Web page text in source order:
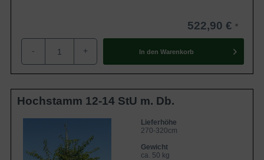
522,90 €
- + In den Warenkorb
Hochstamm 12-14 StU m. Db.
Lieferhöhe
270-320cm
Gewicht
ca. 50 kg